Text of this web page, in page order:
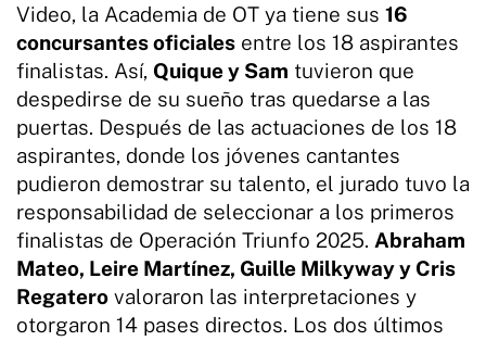
Video, la Academia de OT ya tiene sus 16
concursantes oficiales entre los 18 aspirantes
finalistas. Así, Quique y Sam tuvieron que
despedirse de su sueño tras quedarse a las
puertas. Después de las actuaciones de los 18
aspirantes, donde los jóvenes cantantes
pudieron demostrar su talento, el jurado tuvo la
responsabilidad de seleccionar a los primeros
finalistas de Operación Triunfo 2025. Abraham
Mateo, Leire Martínez, Guille Milkyway y Cris
Regatero valoraron las interpretaciones y
otorgaron 14 pases directos. Los dos últimos